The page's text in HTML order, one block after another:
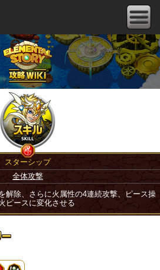
スターシップ
全体攻撃
解除、さらに火属性の4連続攻撃、ピース操
ピースに変化させる